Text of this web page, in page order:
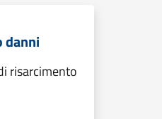
danni
risarcimento